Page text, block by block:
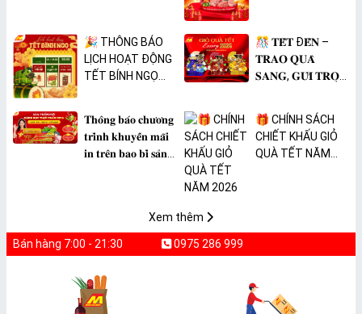
🎉 THÔNG BÁO
LỊCH HOẠT ĐỘNG
TẾT BÍNH NGỌ
🎊 𝐓𝐄̂́𝐓 Đ𝐄̂́𝐍 –
𝐓𝐑𝐀𝐎 𝐐𝐔𝐀̀
𝐒𝐀𝐍𝐆, 𝐆𝐔̛̉𝐈 𝐓𝐑𝐎̣𝐍
𝐓𝐡𝐨̂𝐧𝐠 𝐛𝐚́𝐨 𝐜𝐡𝐮̛𝐨̛𝐧𝐠
𝐭𝐫𝐢̀𝐧𝐡 𝐤𝐡𝐮𝐲𝐞̂́𝐧 𝐦𝐚̃𝐢
𝐢𝐧 𝐭𝐫𝐞̂𝐧 𝐛𝐚𝐨 𝐛𝐢̀ 𝐬𝐚̉𝐧
🎁 CHÍNH SÁCH
CHIẾT KHẤU GIỎ
QUÀ TẾT NĂM
Xem thêm
Bán hàng 7:00 - 21:30 0975 286 999